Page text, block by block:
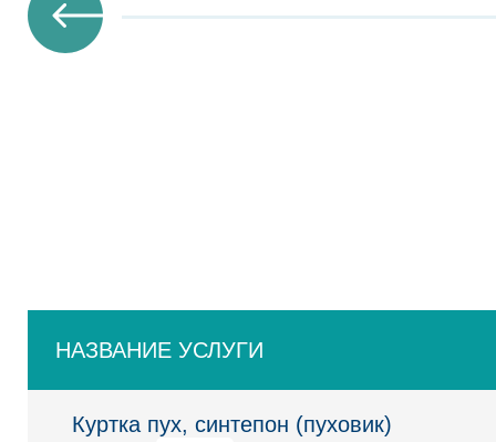
НАЗВАНИЕ УСЛУГИ
Куртка пух, синтепон (пуховик)